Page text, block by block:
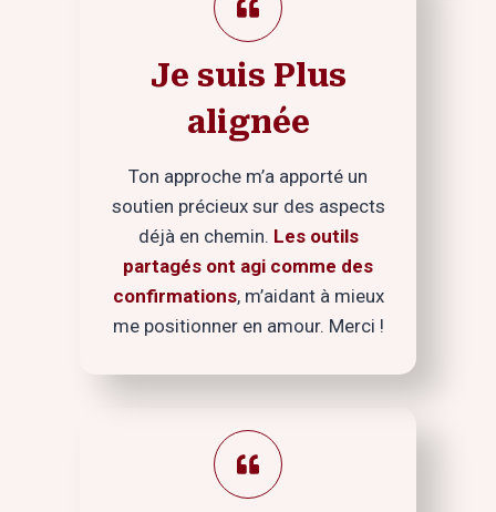
Je suis Plus
alignée
Ton approche m’a apporté un
soutien précieux sur des aspects
déjà en chemin. Les outils
partagés ont agi comme des
confirmations, m’aidant à mieux
me positionner en amour. Merci !